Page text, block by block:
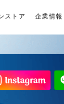
ストア 企業情報